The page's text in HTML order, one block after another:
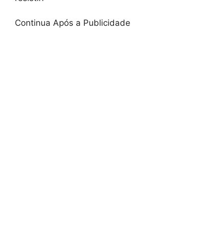
Continua Após a Publicidade